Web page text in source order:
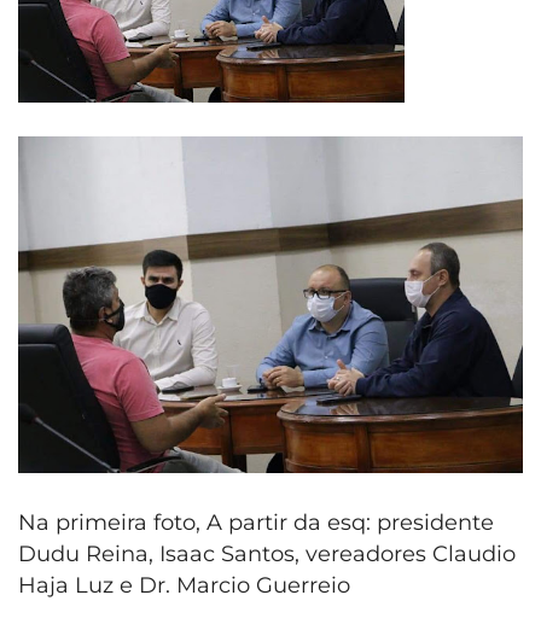
Na primeira foto, A partir da esq: presidente
Dudu Reina, Isaac Santos, vereadores Claudio
Haja Luz e Dr. Marcio Guerreio